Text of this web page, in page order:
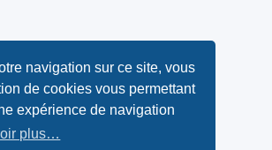
navigation sur ce site, vous
de cookies vous permettant
expérience de navigation
plus…